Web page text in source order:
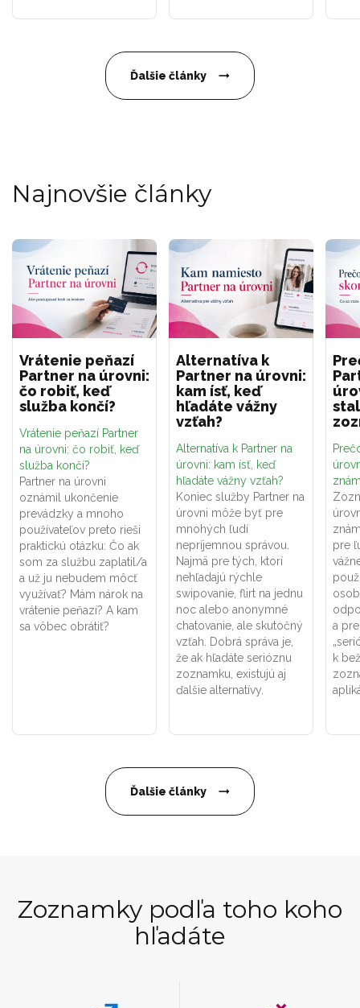
Ďalšie články
Najnovšie články
Vrátenie peňazí
Partner na úrovni:
čo robiť, keď
služba končí?
Vrátenie peňazí Partner
na úrovni: čo robiť, keď
služba končí?
Partner na úrovni
oznámil ukončenie
prevádzky a mnoho
používateľov preto rieši
praktickú otázku: Čo ak
som za službu zaplatil/a
a už ju nebudem môcť
využívať? Mám nárok na
vrátenie peňazí? A kam
sa vôbec obrátiť?
Alternatíva k
Partner na úrovni:
kam ísť, keď
hľadáte vážny
vzťah?
Alternatíva k Partner na
úrovni: kam ísť, keď
hľadáte vážny vzťah?
Koniec služby Partner na
úrovni môže byť pre
mnohých ľudí
nepríjemnou správou.
Najmä pre tých, ktorí
nehľadajú rýchle
swipovanie, flirt na jednu
noc alebo anonymné
chatovanie, ale skutočný
vzťah. Dobrá správa je,
že ak hľadáte serióznu
zoznamku, existujú aj
ďalšie alternatívy.
pre
a
k
Ďalšie články
Zoznamky podľa toho koho
hľadáte